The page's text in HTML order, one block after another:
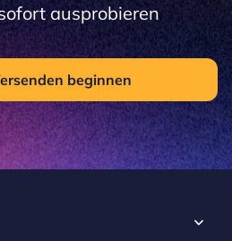
ausprobieren
beginnen